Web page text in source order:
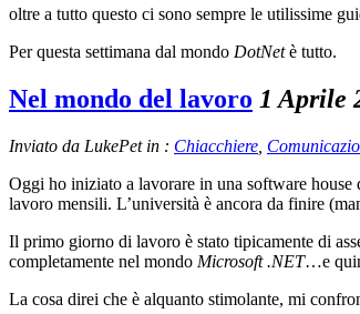
oltre a tutto questo ci sono sempre le utilissime
Per questa settimana dal mondo DotNetè tutto.
Nel mondo del lavoro 1 Aprile
Inviato da LukePet in : Chiacchiere
Oggi ho iniziato a lavorare in una software
lavoro mensili. L’università è ancora da finire
Il primo giorno di lavoro è stato tipicamente di
completamente nel mondo Microsoft .NET…e
La cosa direi che è alquanto stimolante, mi